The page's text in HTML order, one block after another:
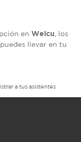
en Welcu , los
llevar en tu
a tus asistentes